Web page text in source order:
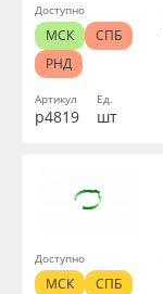
Артикул
р4819
Ед.
шт
Доступно
МСК
СПБ
РНД
Доступно
МСК
СПБ